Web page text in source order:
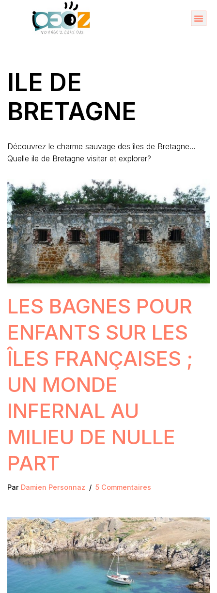
ILE DE
BRETAGNE
Découvrez le charme sauvage des îles de Bretagne…
Quelle ile de Bretagne visiter et explorer?
LES BAGNES POUR
ENFANTS SUR LES
ÎLES FRANÇAISES ;
UN MONDE
INFERNAL AU
MILIEU DE NULLE
PART
Par Damien Personnaz 5 Commentaires